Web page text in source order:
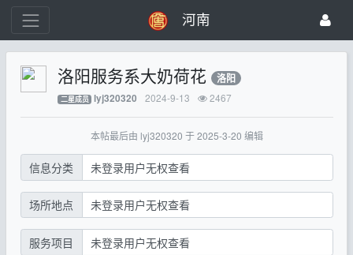
河南
洛阳服务系大奶荷花 洛阳
二星成员 lyj320320 2024-9-13 2467
本帖最后由 lyj320320 于 2025-3-20 编辑
信息分类 未登录用户无权查看
场所地点 未登录用户无权查看
服务项目 未登录用户无权查看